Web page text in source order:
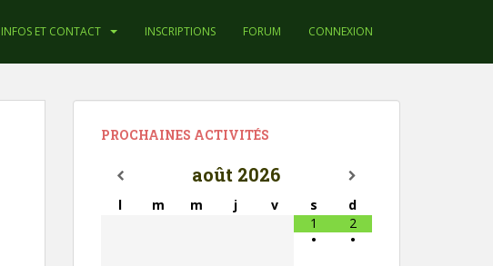
INFOS ET CONTACT INSCRIPTIONS FORUM CONNEXION
PROCHAINES ACTIVITÉS
août 2026
l m m j v s
d
1
•
2
•